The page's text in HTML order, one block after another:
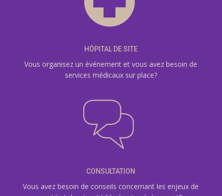
HÔPITAL DE SITE
Vous organisez un événement et vous avez besoin de
services médicaux sur place?
CONSULTATION
Vous avez besoin de conseils concernant les enjeux de